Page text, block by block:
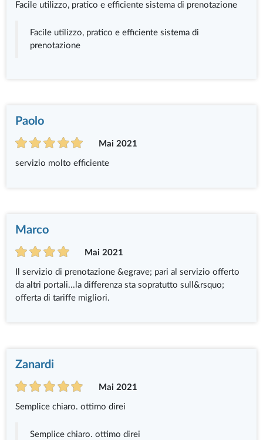
Facile utilizzo, pratico e efficiente sistema di prenotazione
Facile utilizzo, pratico e efficiente sistema di
prenotazione
Paolo
Mai 2021
servizio molto efficiente
Marco
Mai 2021
Il servizio di prenotazione &egrave; pari al servizio offerto
da altri portali...la differenza sta sopratutto sull&rsquo;
offerta di tariffe migliori.
Zanardi
Mai 2021
Semplice chiaro. ottimo direi
Semplice chiaro. ottimo direi